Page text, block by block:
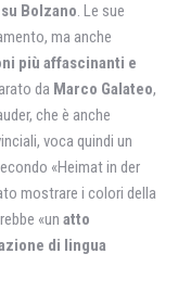
Bolzano. Le sue
ma anche
più affascinanti e
da Marco Galateo,
che è anche
voca quindi un
«Heimat in der
mostrare i colori della
«un atto
di lingua